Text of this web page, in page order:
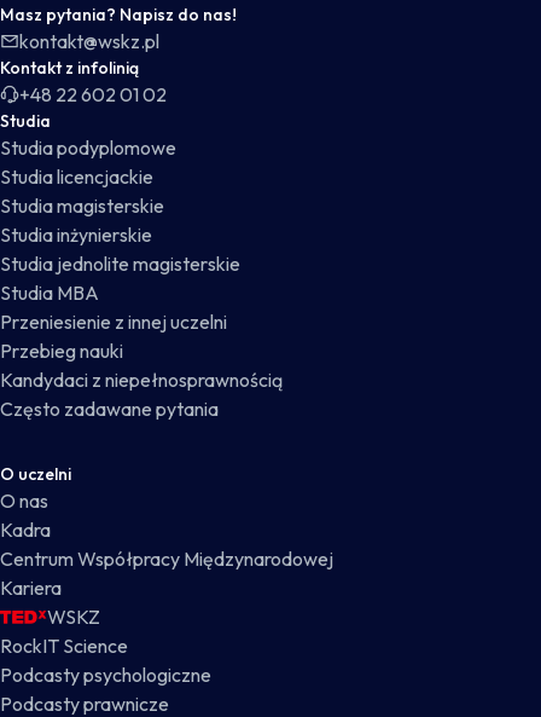
Masz pytania? Napisz do nas!
kontakt@wskz.pl
Kontakt z infolinią
+48 22 602 01 02
Studia
Studia podyplomowe
Studia licencjackie
Studia magisterskie
Studia inżynierskie
Studia jednolite magisterskie
Studia MBA
Przeniesienie z innej uczelni
Przebieg nauki
Kandydaci z niepełnosprawnością
Często zadawane pytania
O uczelni
O nas
Kadra
Centrum Współpracy Międzynarodowej
Kariera
WSKZ
RockIT Science
Podcasty psychologiczne
Podcasty prawnicze